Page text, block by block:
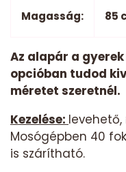
Magasság: 85
Az alapár a
opcióban tudod
méretet szeretnél.
Kezelése:
Mosógépben 40
is szárítható.